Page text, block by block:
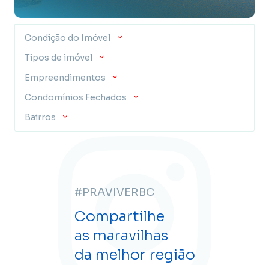
Condição do Imóvel
Tipos de imóvel
Empreendimentos
Condomínios Fechados
Bairros
#PRAVIVERBC
Compartilhe
as maravilhas
da melhor região